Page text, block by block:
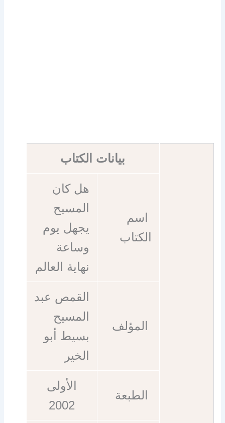
بيانات الكتاب
اسم
الكتاب
هل كان
المسيح
يجهل يوم
وساعة
نهاية العالم
المؤلف
القمص عبد
المسيح
بسيط أبو
الخير
الطبعة
الأولى
2002